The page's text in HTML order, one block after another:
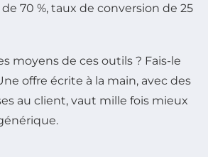
70 %, taux de conversion de 25
moyens de ces outils ? Fais-le
offre écrite à la main, avec des
au client, vaut mille fois mieux